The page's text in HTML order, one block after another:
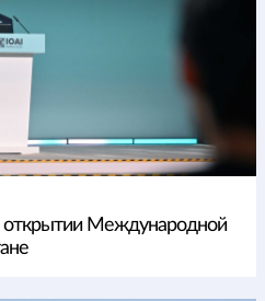
открытии Международной